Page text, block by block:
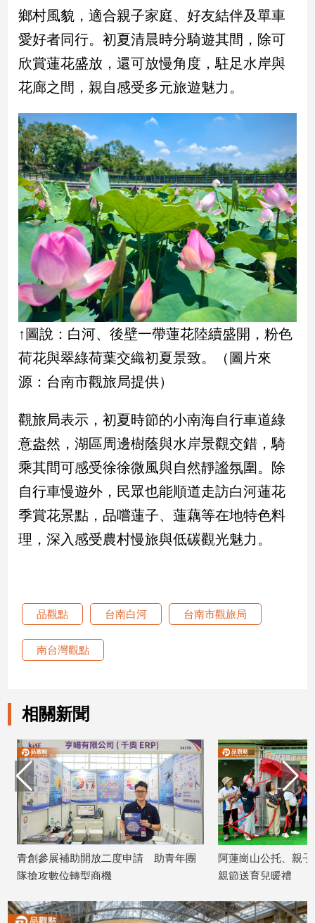
娛
樂
娛
星
聞
流
行/
時
尚
追
星
生
活
建
築/
室
內
設
旅
遊/
美
食
星
座/
命
理
親
子/
感
術
／
文
創
／
電
影
推
薦
科
技/
遊
運
鄉村風貌，適合親子家庭、好友結伴及單車
愛好者同行。初夏清晨時分騎遊其間，除可
欣賞蓮花盛放，還可放慢角度，駐足水岸與
花廊之間，親自感受多元旅遊魅力。
↑圖說：白河、後壁一帶蓮花陸續盛開，粉色
荷花與翠綠荷葉交織初夏景致。（圖片來
源：台南市觀旅局提供）
觀旅局表示，初夏時節的小南海自行車道綠
意盎然，湖區周邊樹蔭與水岸景觀交錯，騎
乘其間可感受徐徐微風與自然靜謐氛圍。除
自行車慢遊外，民眾也能順道走訪白河蓮花
季賞花景點，品嚐蓮子、蓮藕等在地特色料
理，深入感受農村慢旅與低碳觀光魅力。
品觀點 台南白河 台南市觀旅局
南台灣觀點
相關新聞
青創參展補助開放二度申請 助青年團
隊搶攻數位轉型商機
阿蓮崗山公托、親子
親節送育兒暖禮